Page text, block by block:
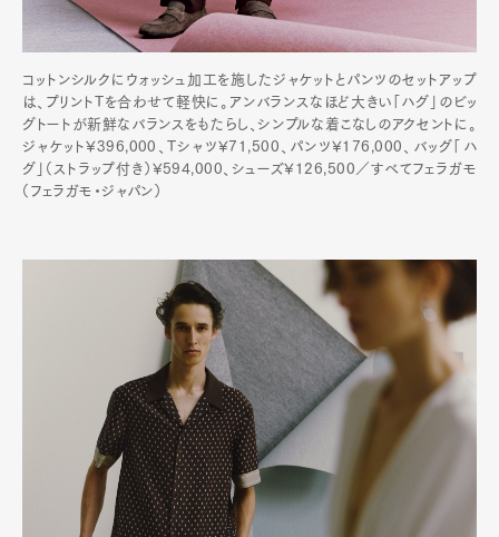
コットンシルクにウォッシュ加工を施したジャケットとパンツのセットアップ
は、プリントTを合わせて軽快に。アンバランスなほど大きい「ハグ」のビッ
グトートが新鮮なバランスをもたらし、シンプルな着こなしのアクセントに。
ジャケット¥396,000、Tシャツ¥71,500、パンツ¥176,000、バッグ「ハ
グ」（ストラップ付き）¥594,000、シューズ¥126,500／すべてフェラガモ
（フェラガモ・ジャパン）